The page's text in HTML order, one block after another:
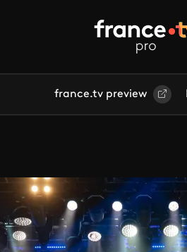
france.tv preview